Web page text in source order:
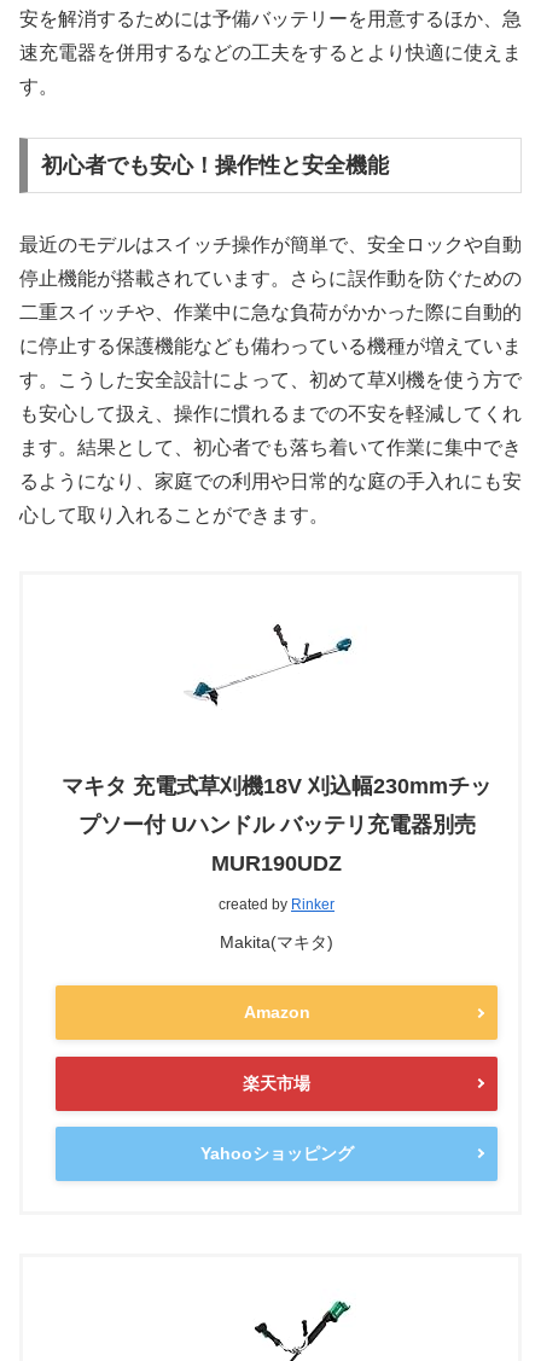
安を解消するためには予備バッテリーを用意するほか、急
速充電器を併用するなどの工夫をするとより快適に使えま
す。
初心者でも安心！操作性と安全機能
最近のモデルはスイッチ操作が簡単で、安全ロックや自動
停止機能が搭載されています。さらに誤作動を防ぐための
二重スイッチや、作業中に急な負荷がかかった際に自動的
に停止する保護機能なども備わっている機種が増えていま
す。こうした安全設計によって、初めて草刈機を使う方で
も安心して扱え、操作に慣れるまでの不安を軽減してくれ
ます。結果として、初心者でも落ち着いて作業に集中でき
るようになり、家庭での利用や日常的な庭の手入れにも安
心して取り入れることができます。
マキタ 充電式草刈機18V 刈込幅230mmチッ
プソー付 Uハンドル バッテリ充電器別売
MUR190UDZ
created by Rinker
Makita(マキタ)
Amazon
楽天市場
Yahooショッピング